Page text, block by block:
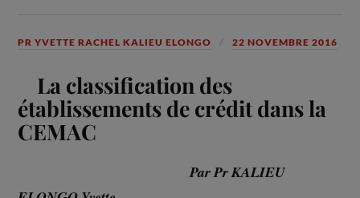
PR YVETTE RACHEL KALIEU ELONGO 22 NOVEMBRE 2016
La classification des
établissements de crédit dans la
CEMAC
Par Pr KALIEU